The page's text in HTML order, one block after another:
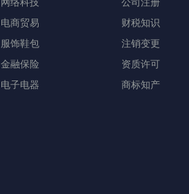
电商贸易
服饰鞋包
金融保险
电子电器
财税知识
注销变更
资质许可
商标知产